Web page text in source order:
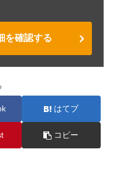
サプリメントランキン
イント
すすめのサプリメント
トの胃腸ケアBEST5！
を改善！
を確認する
はてブ
コピー